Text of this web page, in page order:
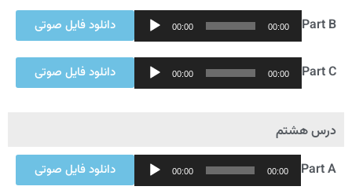
Part B
Audio
Player
00:00 00:00 دانلود فایل صوتی
Part C
Audio
Player
00:00 00:00 دانلود فایل صوتی
درس هشتم
Part A
Audio
Player
00:00 00:00 دانلود فایل صوتی